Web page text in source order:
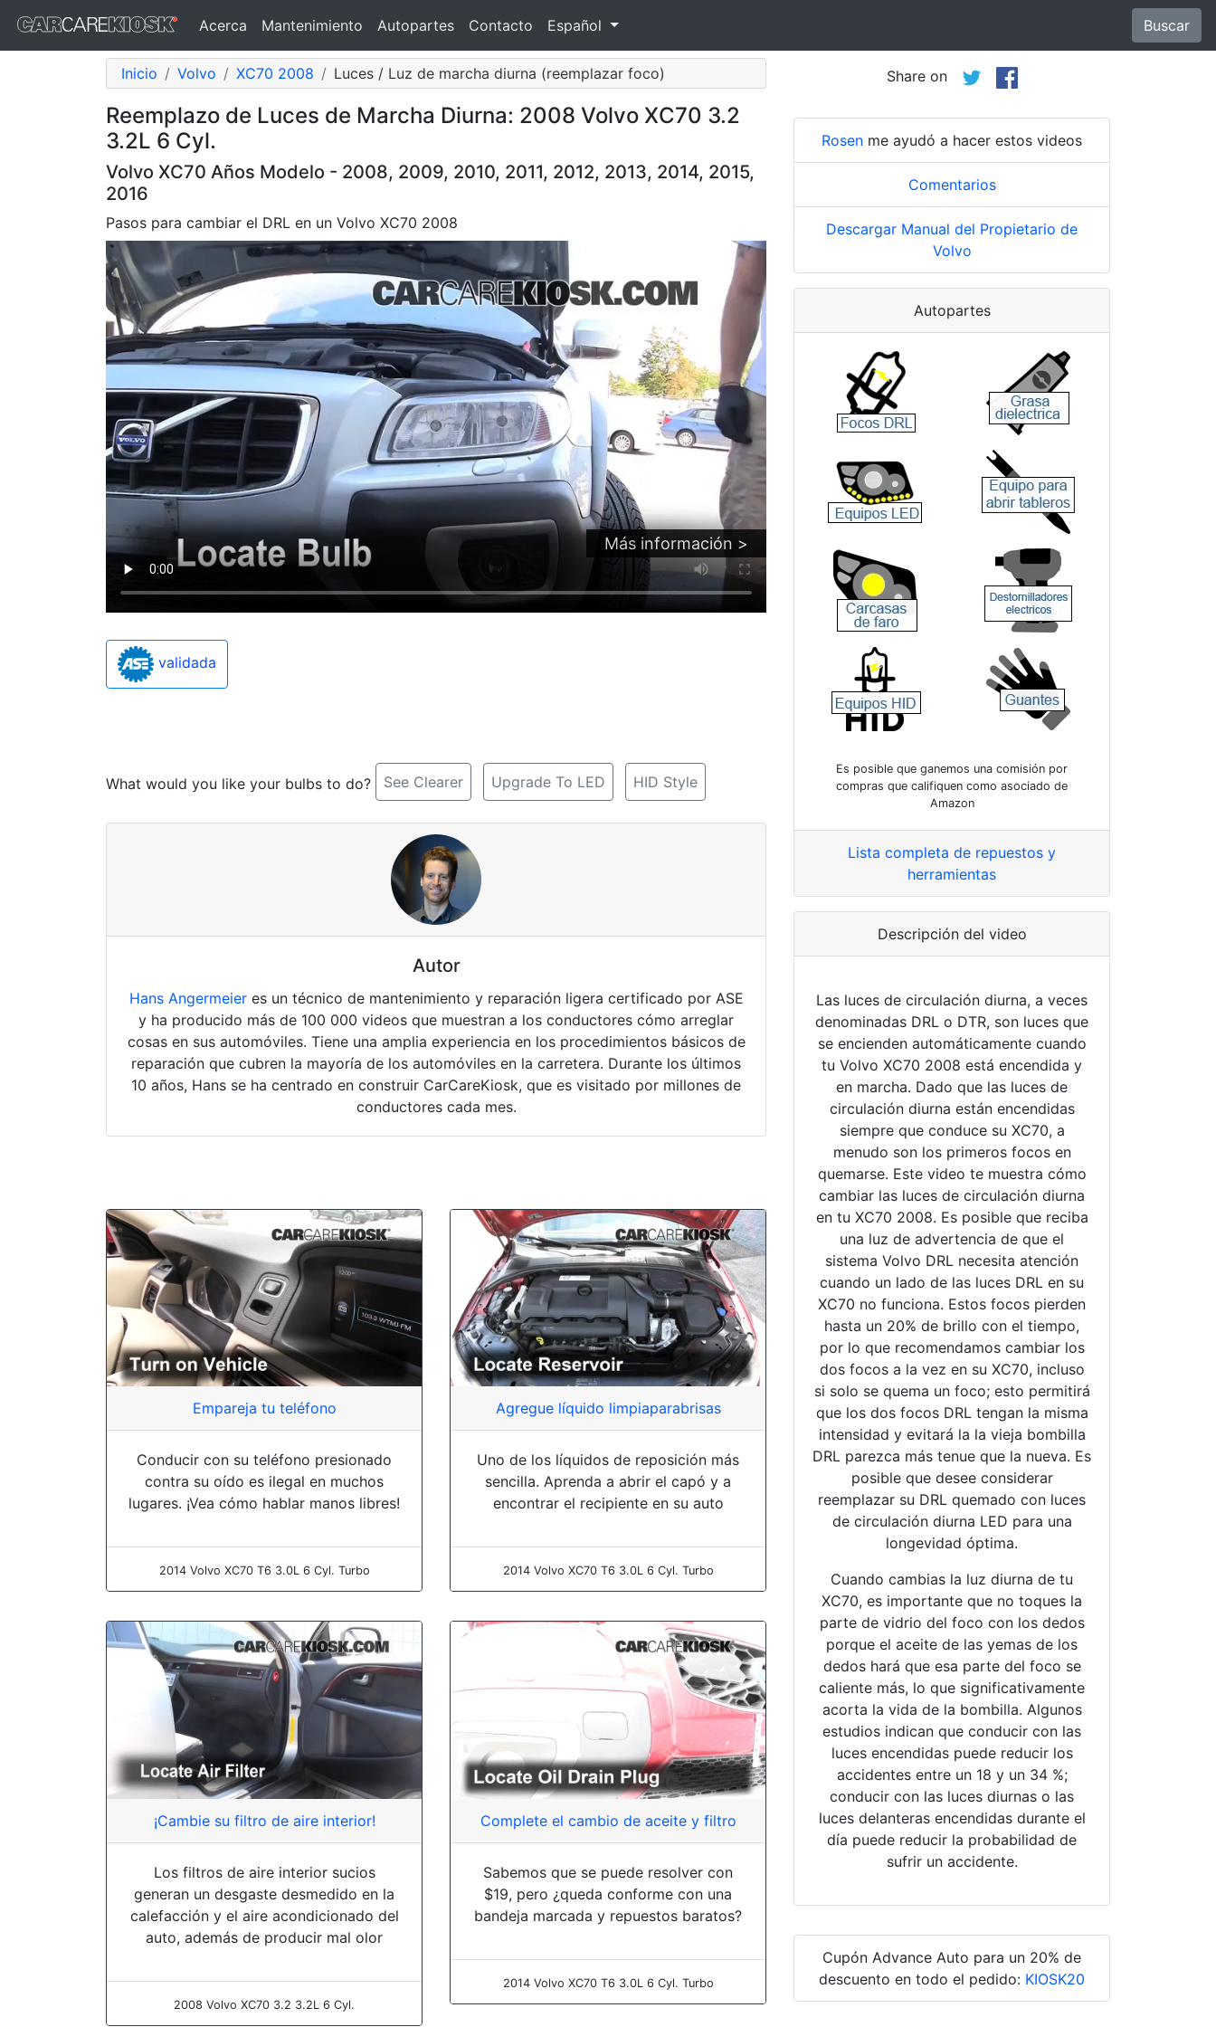
Acerca Mantenimiento Autopartes Contacto Español Buscar
Inicio Volvo XC70 2008 Luces / Luz de marcha diurna (reemplazar foco)
Reemplazo de Luces de Marcha Diurna: 2008 Volvo XC70 3.2
3.2L 6 Cyl.
Volvo XC70 Años Modelo - 2008, 2009, 2010, 2011, 2012, 2013, 2014, 2015,
2016
Pasos para cambiar el DRL en un Volvo XC70 2008
Más información >
validada
What would you like your bulbs to do? See Clearer Upgrade To LED HID Style
Autor
Hans Angermeieres un técnico de mantenimiento y reparación ligera certificado por ASE
y ha producido más de 100 000 videos que muestran a los conductores cómo arreglar
cosas en sus automóviles. Tiene una amplia experiencia en los procedimientos básicos de
reparación que cubren la mayoría de los automóviles en la carretera. Durante los últimos
10 años, Hans se ha centrado en construir CarCareKiosk, que es visitado por millones de
conductores cada mes.
Empareja tu teléfono
Conducir con su teléfono presionado
contra su oído es ilegal en muchos
lugares. ¡Vea cómo hablar manos libres!
2014 Volvo XC70 T6 3.0L 6 Cyl. Turbo
Agregue líquido limpiaparabrisas
Uno de los líquidos de reposición más
sencilla. Aprenda a abrir el capó y a
encontrar el recipiente en su auto
2014 Volvo XC70 T6 3.0L 6 Cyl. Turbo
¡Cambie su filtro de aire interior!
Los filtros de aire interior sucios
generan un desgaste desmedido en la
calefacción y el aire acondicionado del
auto, además de producir mal olor
2008 Volvo XC70 3.2 3.2L 6 Cyl.
Complete el cambio de aceite y filtro
Sabemos que se puede resolver con
$19, pero ¿queda conforme con una
bandeja marcada y repuestos baratos?
2014 Volvo XC70 T6 3.0L 6 Cyl. Turbo
Share on
Rosen me ayudó a hacer estos videos
Comentarios
Descargar Manual del Propietario de
Volvo
Autopartes
Es posible que ganemos una comisión por
compras que califiquen como asociado de
Amazon
Lista completa de repuestos y
herramientas
Descripción del video
Las luces de circulación diurna, a veces
denominadas DRL o DTR, son luces que
se encienden automáticamente cuando
tu Volvo XC70 2008 está encendida y
en marcha. Dado que las luces de
circulación diurna están encendidas
siempre que conduce su XC70, a
menudo son los primeros focos en
quemarse. Este video te muestra cómo
cambiar las luces de circulación diurna
en tu XC70 2008. Es posible que reciba
una luz de advertencia de que el
sistema Volvo DRL necesita atención
cuando un lado de las luces DRL en su
XC70 no funciona. Estos focos pierden
hasta un 20% de brillo con el tiempo,
por lo que recomendamos cambiar los
dos focos a la vez en su XC70, incluso
si solo se quema un foco; esto permitirá
que los dos focos DRL tengan la misma
intensidad y evitará la la vieja bombilla
DRL parezca más tenue que la nueva. Es
posible que desee considerar
reemplazar su DRL quemado con luces
de circulación diurna LED para una
longevidad óptima.
Cuando cambias la luz diurna de tu
XC70, es importante que no toques la
parte de vidrio del foco con los dedos
porque el aceite de las yemas de los
dedos hará que esa parte del foco se
caliente más, lo que significativamente
acorta la vida de la bombilla. Algunos
estudios indican que conducir con las
luces encendidas puede reducir los
accidentes entre un 18 y un 34 %;
conducir con las luces diurnas o las
luces delanteras encendidas durante el
día puede reducir la probabilidad de
sufrir un accidente.
Cupón Advance Auto para un 20% de
descuento en todo el pedido: KIOSK20